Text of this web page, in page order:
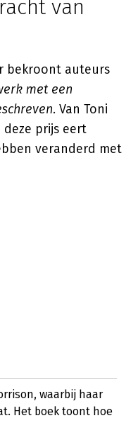
van
bekroont auteurs
met een
. Van Toni
deze prijs eert
veranderd met
waarbij haar
Het boek toont hoe